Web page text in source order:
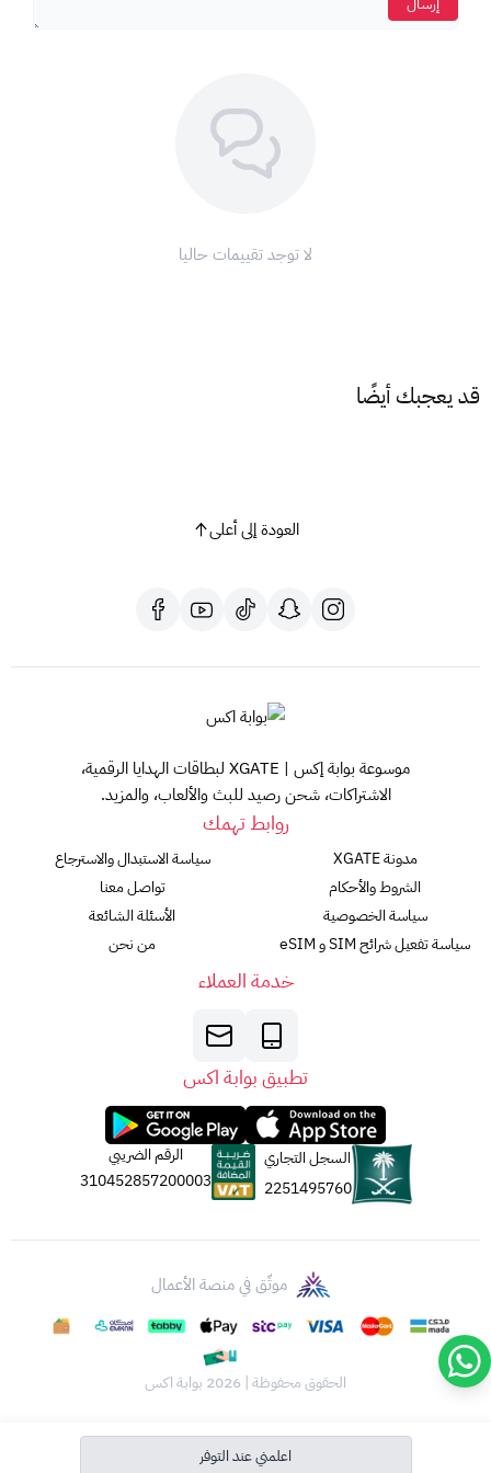
3- أدخل رمز بطاقة PSN وستتم إضافة الأموال إلى محفظتك على
هذا المنتج مخصص للمتاجر الكندية
اعلمني عند التوفر
لا توجد تقييمات حاليا
قد يعجبك أيضًا
العودة إلى أعلى
موسوعة بوابة إكس | XGATE لبطاقات الهدايا الرقمية،
الاشتراكات، شحن رصيد للبث والألعاب، والمزيد.
روابط تهمك
مدونة XGATE
الشروط والأحكام
سياسة الخصوصية
سياسة تفعيل شرائح SIM و eSIM
سياسة الاستبدال والاسترجاع
تواصل معنا
الأسئلة الشائعة
من نحن
خدمة العملاء
تطبيق بوابة اكس
السجل التجاري
2251495760
الرقم الضريبي
310452857200003
موثّق في منصة الأعمال
الحقوق محفوظة | 2026 بوابة اكس